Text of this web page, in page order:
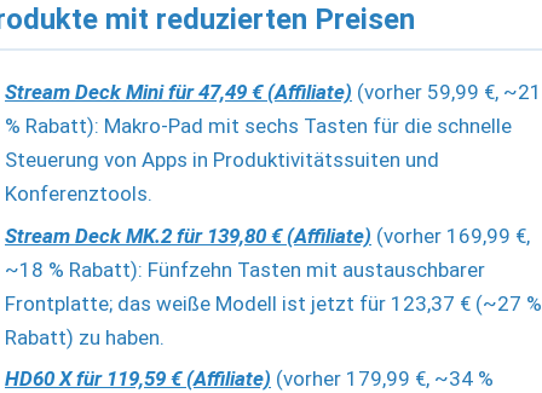
mit reduzierten Preisen
Stream Deck Mini für 47,49 € (Affiliate) (vorher 59,99 €, ~21
% Rabatt): Makro-Pad mit sechs Tasten für die schnelle
Steuerung von Apps in Produktivitätssuiten und
Konferenztools.
Stream Deck MK.2 für 139,80 € (Affiliate) (vorher 169,99 €,
~18 % Rabatt): Fünfzehn Tasten mit austauschbarer
Frontplatte; das weiße Modell ist jetzt für 123,37 € (~27 %
Rabatt) zu haben.
HD60 X für 119,59 € (Affiliate) (vorher 179,99 €, ~34 %